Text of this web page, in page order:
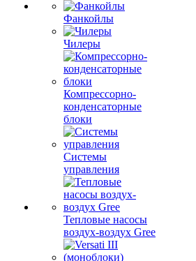
Фанкойлы
Чилеры
Компрессорно-
конденсаторные
блоки
Системы
управления
Тепловые насосы
воздух-воздух Gree